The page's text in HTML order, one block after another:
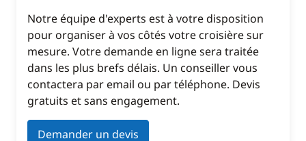
Notre équipe d'experts est à votre disposition
pour organiser à vos côtés votre croisière sur
mesure. Votre demande en ligne sera traitée
dans les plus brefs délais. Un conseiller vous
contactera par email ou par téléphone. Devis
gratuits et sans engagement.
Demander un devis